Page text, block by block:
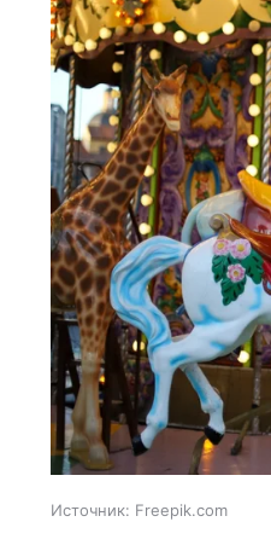
Источник: Freepik.com